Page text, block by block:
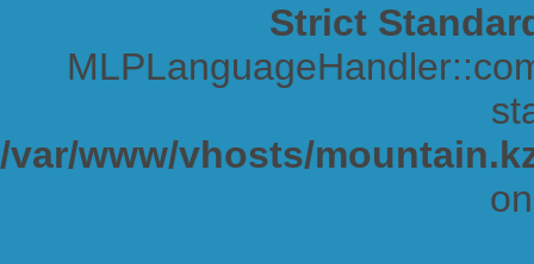
Strict
/var/www/vhosts/